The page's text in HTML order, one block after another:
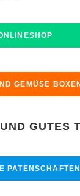
GEMÜSE BOXEN
GUTES
PATENSCHAFTEN